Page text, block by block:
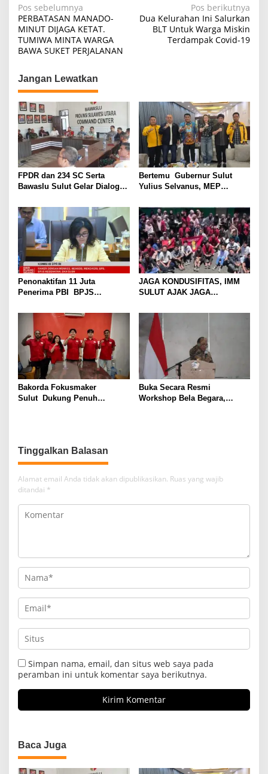
Navigasi
pos
Pos sebelumnya
PERBATASAN MANADO-
MINUT DIJAGA KETAT.
TUMIWA MINTA WARGA
BAWA SUKET PERJALANAN
Pos berikutnya
Dua Kelurahan Ini Salurkan
BLT Untuk Warga Miskin
Terdampak Covid-19
Jangan Lewatkan
FPDR dan 234 SC Serta
Bawaslu Sulut Gelar Dialog
Dalam Semangat Reformasi
dan Bela Negara Menuju
Kebangkitan Nasional’
Bertemu Gubernur Sulut
Yulius Selvanus, MEP
Golkar
Penonaktifan 11 Juta
Penerima PBI BPJS
Desak Pemerintah Untuk
Aktifkan Kembali
JAGA KONDUSIFITAS, IMM
SULUT AJAK JAGA
MELAMBAI
Bakorda Fokusmaker
Sulut Dukung Penuh
Buka Secara Resmi
Workshop Bela Begara,
Tinggalkan Balasan
Alamat email Anda tidak akan dipublikasikan. Ruas yang wajib
ditandai *
Simpan nama, email, dan situs web saya pada
peramban ini untuk komentar saya berikutnya.
Baca Juga